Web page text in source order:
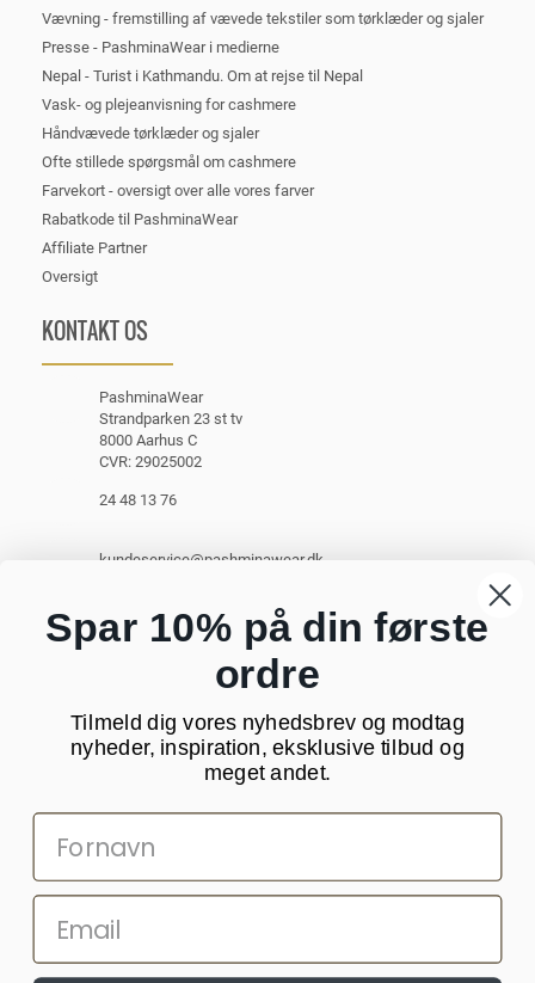
Vævning - fremstilling af vævede tekstiler som tørklæder og sjaler
Presse - PashminaWear i medierne
Nepal - Turist i Kathmandu. Om at rejse til Nepal
Vask- og plejeanvisning for cashmere
Håndvævede tørklæder og sjaler
Ofte stillede spørgsmål om cashmere
Farvekort - oversigt over alle vores farver
Rabatkode til PashminaWear
Affiliate Partner
Oversigt
KONTAKT OS
PashminaWear
Strandparken 23 st tv
8000 Aarhus C
CVR: 29025002
24 48 13 76
kundeservice@pashminawear.dk
NYHEDSBREV
SOCIALE MEDIER
Spar 10% på din første
ordre
Tilmeld dig vores nyhedsbrev og modtag
nyheder, inspiration, eksklusive tilbud og
meget andet.